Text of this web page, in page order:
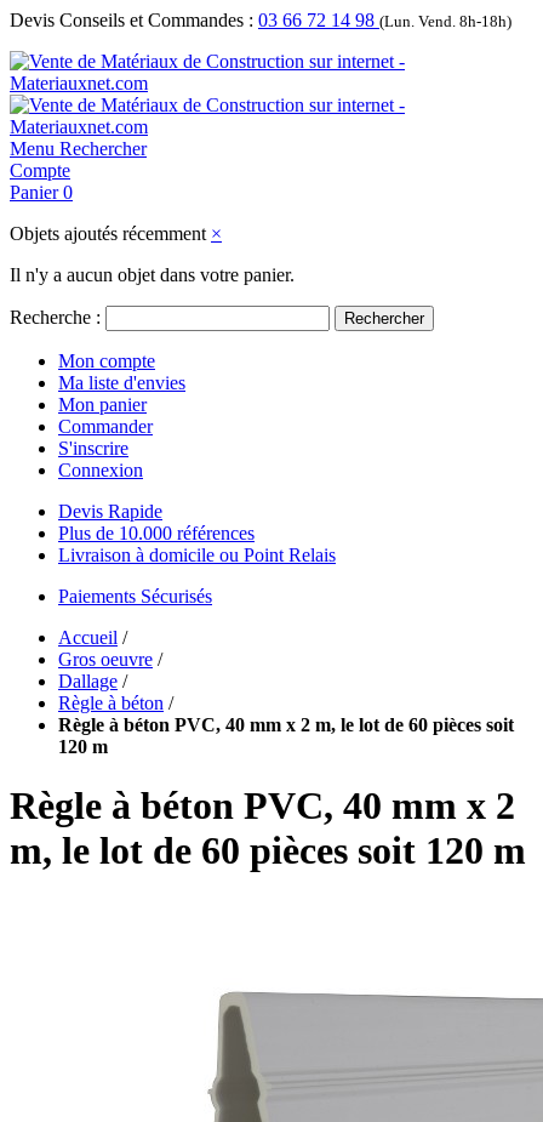
Devis Conseils et Commandes : 03 66 72 14 98 (Lun. Vend. 8h-18h)
Menu Rechercher
Compte
Panier 0
Objets ajoutés récemment ×
Il n'y a aucun objet dans votre panier.
Recherche : Rechercher
Mon compte
Ma liste d'envies
Mon panier
Commander
S'inscrire
Connexion
Devis Rapide
Plus de 10.000 références
Livraison à domicile ou Point Relais
Paiements Sécurisés
Accueil /
Gros oeuvre /
Dallage /
Règle à béton /
Règle à béton PVC, 40 mm x 2 m, le lot de 60 pièces soit
120 m
Règle à béton PVC, 40 mm x 2
m, le lot de 60 pièces soit 120 m